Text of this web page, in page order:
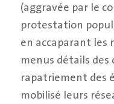
(aggravée par le
protestation
en accaparant les
menus détails des
rapatriement des
mobilisé leurs